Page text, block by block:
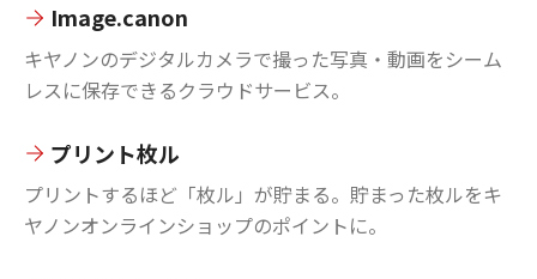
Image.canon
キヤノンのデジタルカメラで撮った写真・動画をシーム
レスに保存できるクラウドサービス。
プリント枚ル
プリントするほど「枚ル」が貯まる。貯まった枚ルをキ
ヤノンオンラインショップのポイントに。